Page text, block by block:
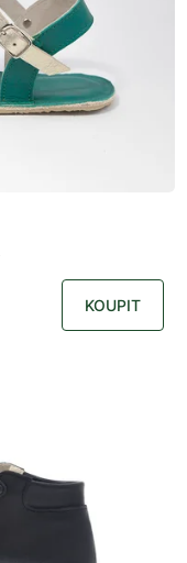
KOUPIT